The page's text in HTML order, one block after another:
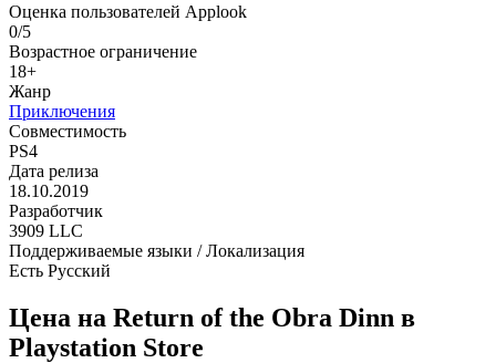
Оценка пользователей Applook
0/5
Возрастное ограничение
18+
Жанр
Приключения
Совместимость
PS4
Дата релиза
18.10.2019
Разработчик
3909 LLC
Поддерживаемые языки / Локализация
Есть Русский
Цена на Return of the Obra Dinn в
Playstation Store